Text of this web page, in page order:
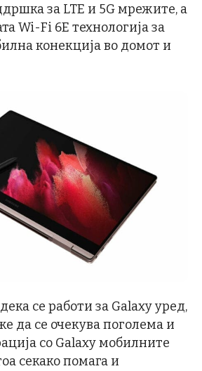
за LTE и 5G мрежите, а
Wi-Fi 6E технологија за
конекција во домот и
се работи за Galaxy уред,
да се очекува поголема и
со Galaxy мобилните
секако помага и